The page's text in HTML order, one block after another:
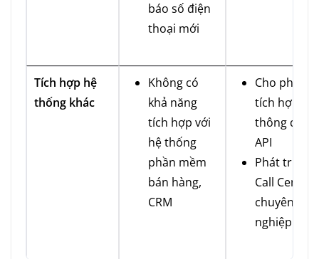
báo số điện
thoại mới
Tích hợp hệ
thống khác
Không có
khả năng
tích hợp với
hệ thống
phần mềm
bán hàng,
CRM
Cho phép
tích hợp
thông qua
API
Phát triển
Call Center
chuyên
nghiệp.